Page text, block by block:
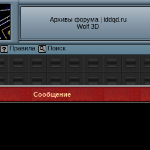
Архивы форума| iddqd.ru
Wolf 3D
Правила Поиск
Сообщение